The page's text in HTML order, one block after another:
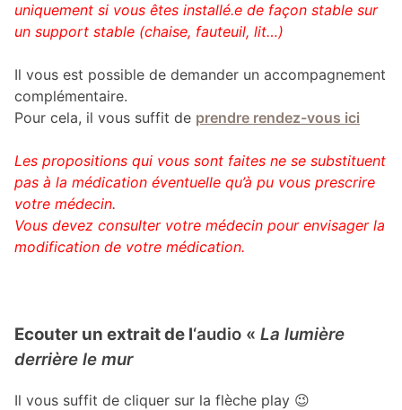
uniquement si vous êtes installé.e de façon stable sur
un support stable (chaise, fauteuil, lit…)
Il vous est possible de demander un accompagnement
complémentaire.
Pour cela, il vous suffit de prendre rendez-vous ici
Les propositions qui vous sont faites ne se substituent
pas à la médication éventuelle qu’à pu vous prescrire
votre médecin.
Vous devez consulter votre médecin pour envisager la
modification de votre médication.
Ecouter un extrait de l‘audio « La lumière
derrière le mur
Il vous suffit de cliquer sur la flèche play 😉